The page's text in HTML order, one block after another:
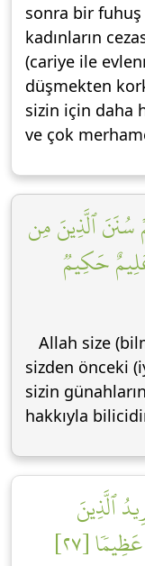
sonra bir
kadınların
(cariye ile
düşmekten
sizin için daha
ve çok
سُنَنَ ٱلَّذِينَ مِن
حَكِيمٞ
Allah size
sizden önceki
sizin
hakkıyla
ٱلَّذِينَ
[٢٧]